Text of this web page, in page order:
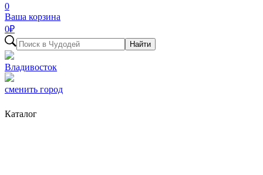
0
Ваша корзина
0₽
Найти
Владивосток
сменить город
Каталог